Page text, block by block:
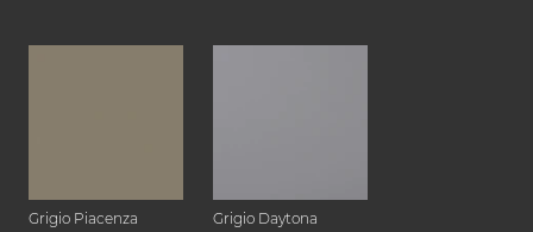
Grigio Piacenza Grigio Daytona